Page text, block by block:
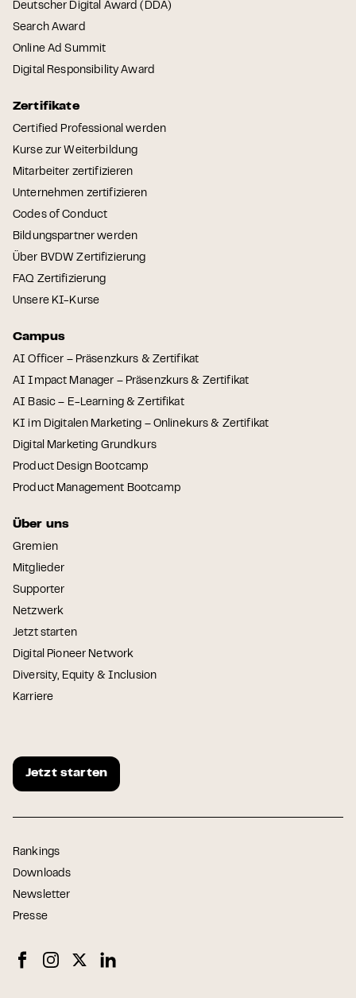
Deutscher Digital Award (DDA)
Search Award
Online Ad Summit
Digital Responsibility Award
Zertifikate
Certified Professional werden
Kurse zur Weiterbildung
Mitarbeiter zertifizieren
Unternehmen zertifizieren
Codes of Conduct
Bildungspartner werden
Über BVDW Zertifizierung
FAQ Zertifizierung
Unsere KI-Kurse
Campus
AI Officer – Präsenzkurs & Zertifikat
AI Impact Manager – Präsenzkurs & Zertifikat
AI Basic – E-Learning & Zertifikat
KI im Digitalen Marketing – Onlinekurs & Zertifikat
Digital Marketing Grundkurs
Product Design Bootcamp
Product Management Bootcamp
Über uns
Gremien
Mitglieder
Supporter
Netzwerk
Jetzt starten
Digital Pioneer Network
Diversity, Equity & Inclusion
Karriere
Jetzt starten
Rankings
Downloads
Newsletter
Presse